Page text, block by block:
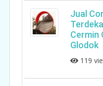
Jual
Cermin
Glodok
119